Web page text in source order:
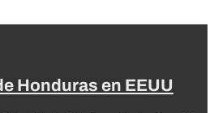
Honduras en EEUU